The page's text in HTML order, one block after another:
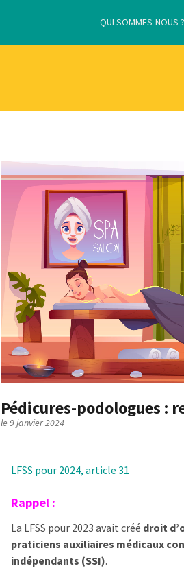
QUI SOMMES-NOUS ?
Pédicures-podologues :
le 9 janvier 2024
LFSS pour 2024, article 31
Rappel :
La LFSS pour 2023 avait créé droit
praticiens auxiliaires médicaux
indépendants (SSI).